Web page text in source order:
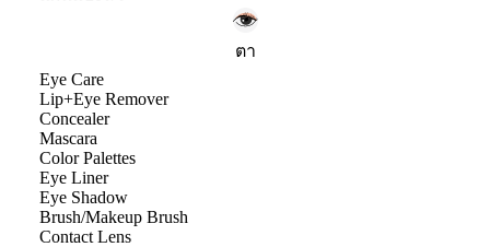
ตา
Eye Care
Lip+Eye Remover
Concealer
Mascara
Color Palettes
Eye Liner
Eye Shadow
Brush/Makeup Brush
Contact Lens